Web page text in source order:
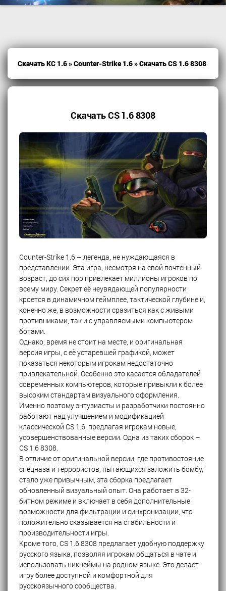
Скачать КС 1.6»Counter-Strike 1.6» Скачать CS 1.6 8308
Скачать CS 1.6 8308
Counter-Strike 1.6 – легенда, не нуждающаяся в
представлении. Эта игра, несмотря на свой почтенный
возраст, до сих пор привлекает миллионы игроков по
всему миру. Секрет её неувядающей популярности
кроется в динамичном геймплее, тактической глубине и,
конечно же, в возможности сразиться как с живыми
противниками, так и с управляемыми компьютером
ботами.
Однако, время не стоит на месте, и оригинальная
версия игры, с её устаревшей графикой, может
показаться некоторым игрокам недостаточно
привлекательной. Особенно это касается обладателей
современных компьютеров, которые привыкли к более
высоким стандартам визуального оформления.
Именно поэтому энтузиасты и разработчики постоянно
работают над улучшением и модификацией
классической CS 1.6, предлагая игрокам новые,
усовершенствованные версии. Одна из таких сборок –
CS 1.6 8308.
В отличие от оригинальной версии, где противостояние
спецназа и террористов, пытающихся заложить бомбу,
стало уже привычным, эта сборка предлагает
обновленный визуальный опыт. Она работает в 32-
битном режиме и включает в себя дополнительные
возможности для фильтрации и синхронизации, что
положительно сказывается на стабильности и
производительности игры.
Кроме того, CS 1.6 8308 предлагает удобную поддержку
русского языка, позволяя игрокам общаться в чате и
использовать никнеймы на родном языке. Это делает
игру более доступной и комфортной для
русскоязычного сообщества.